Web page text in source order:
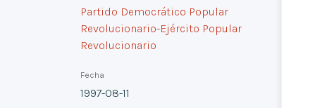
Partido Democrático Popular
Revolucionario-Ejército Popular
Revolucionario
Fecha
1997-08-11